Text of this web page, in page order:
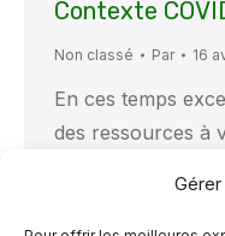
Contexte
Non classé Par 16
En ces temps
des ressources à